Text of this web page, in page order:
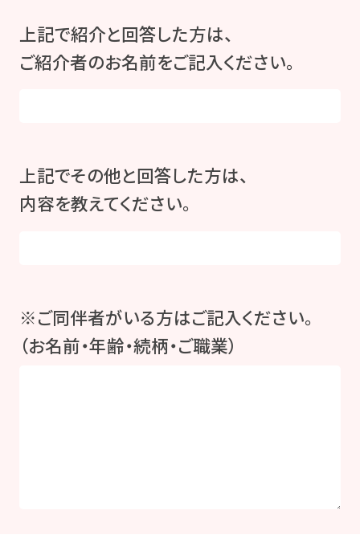
上記で紹介と回答した方は、
ご紹介者のお名前をご記入ください。
上記でその他と回答した方は、
内容を教えてください。
※ご同伴者がいる方はご記入ください。
（お名前・年齢・続柄・ご職業）